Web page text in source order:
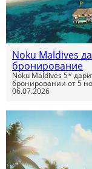
Noku Maldives
бронирование
Noku Maldives 5*
бронировании от 5
06.07.2026